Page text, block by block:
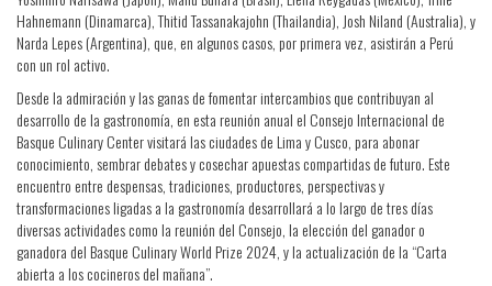
Hahnemann (Dinamarca), Thitid Tassanakajohn (Thailandia), Josh Niland (Australia), y
Narda Lepes (Argentina), que, en algunos casos, por primera vez, asistirán a Perú
con un rol activo.
Desde la admiración y las ganas de fomentar intercambios que contribuyan al
desarrollo de la gastronomía, en esta reunión anual el Consejo Internacional de
Basque Culinary Center visitará las ciudades de Lima y Cusco, para abonar
conocimiento, sembrar debates y cosechar apuestas compartidas de futuro. Este
encuentro entre despensas, tradiciones, productores, perspectivas y
transformaciones ligadas a la gastronomía desarrollará a lo largo de tres días
diversas actividades como la reunión del Consejo, la elección del ganador o
ganadora del Basque Culinary World Prize 2024, y la actualización de la “Carta
abierta a los cocineros del mañana”.